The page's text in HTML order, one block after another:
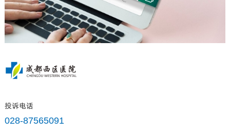
投诉电话
028-87565091